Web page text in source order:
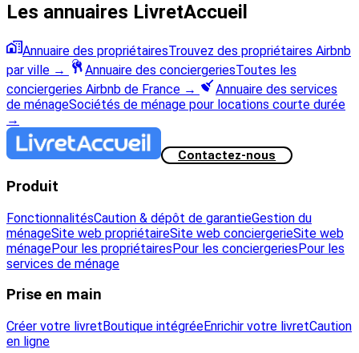
Les annuaires LivretAccueil
Annuaire des propriétairesTrouvez des propriétaires Airbnb
par ville → Annuaire des conciergeriesToutes les
conciergeries Airbnb de France →
Annuaire des services
de ménageSociétés de ménage pour locations courte durée
→
Contactez-nous
Produit
FonctionnalitésCaution & dépôt de garantieGestion du
ménageSite web propriétaireSite web conciergerieSite web
ménagePour les propriétairesPour les conciergeriesPour les
services de ménage
Prise en main
Créer votre livretBoutique intégréeEnrichir votre livretCaution
en ligne